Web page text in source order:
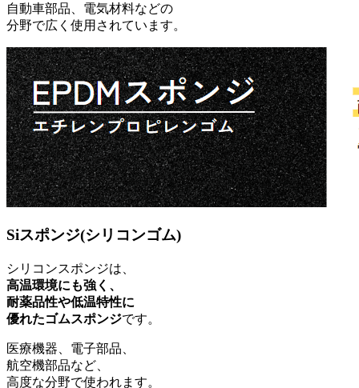
自動車部品、電気材料などの
分野で広く使用されています。
Siスポンジ(シリコンゴム)
シリコンスポンジは、
高温環境にも強く、
耐薬品性や低温特性に
優れたゴムスポンジです。
医療機器、電子部品、
航空機部品など、
高度な分野で使われます。